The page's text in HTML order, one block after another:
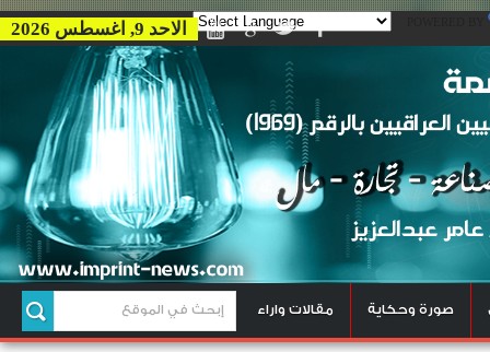
الاحد 9, اغسطس 2026
صورة وحكاية مقالات واراء